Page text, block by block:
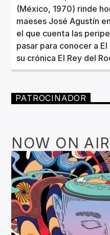
(México, 1970) rinde
maeses José Agustín
el que cuenta las
pasar para conocer a
su crónica El Rey del
PATROCINADOR
NOW ON AIR